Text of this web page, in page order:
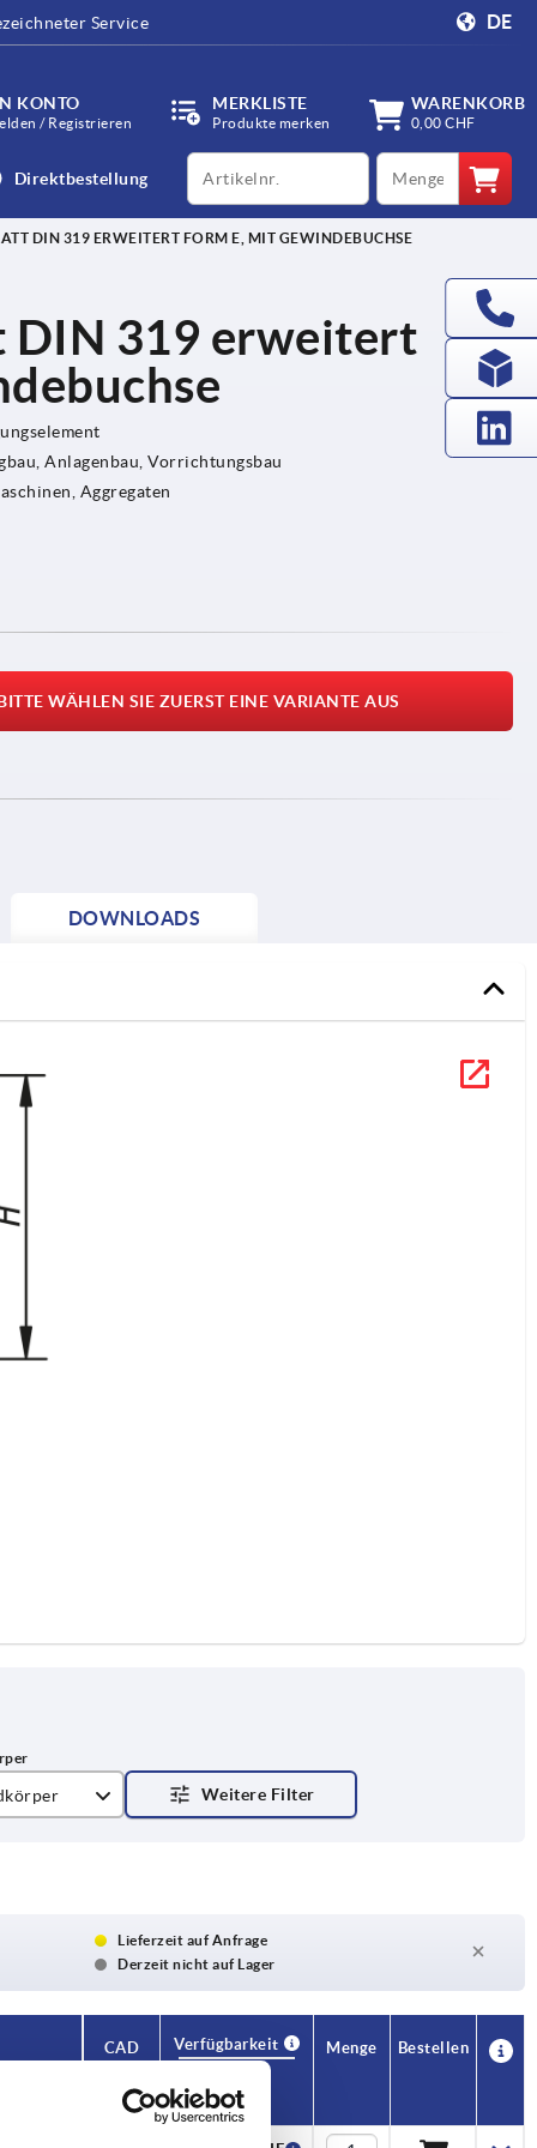
Service DE
KONTO
/ Registrieren
MERKLISTE
Produkte merken
WARENKORB
0,00 CHF
Direktbestellung
productCode qty
DIN 319 ERWEITERT FORM E, MIT GEWINDEBUCHSE
DIN 319 erweitert
Anlagenbau, Vorrichtungsbau
Aggregaten
WÄHLEN SIE ZUERST EINE VARIANTE AUS
DOWNLOADS
Lieferzeit auf Anfrage
Derzeit nicht auf Lager
CAD
Verfügbarkeit
Menge Bestellen